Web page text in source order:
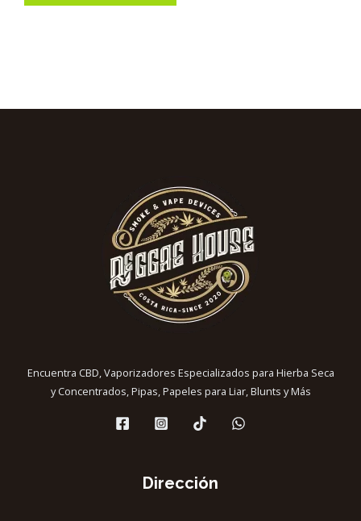
Encuentra CBD, Vaporizadores Especializados para Hierba Seca
y Concentrados, Pipas, Papeles para Liar, Blunts y Más
Dirección